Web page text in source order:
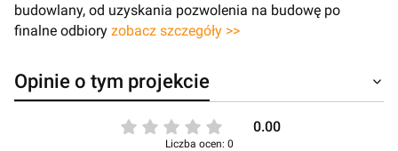
budowlany, od uzyskania pozwolenia na budowę po
finalne odbiory zobacz szczegóły >>
Opinie o tym projekcie
0.00
Liczba ocen: 0